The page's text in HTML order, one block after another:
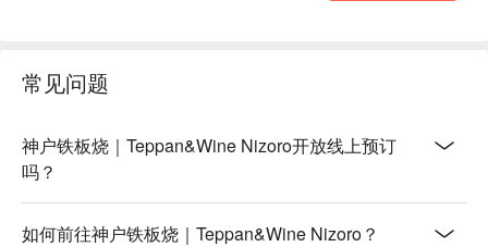
常见问题
神户铁板烧｜Teppan&Wine Nizoro开放线上预订
吗？
如何前往神户铁板烧｜Teppan&Wine Nizoro？